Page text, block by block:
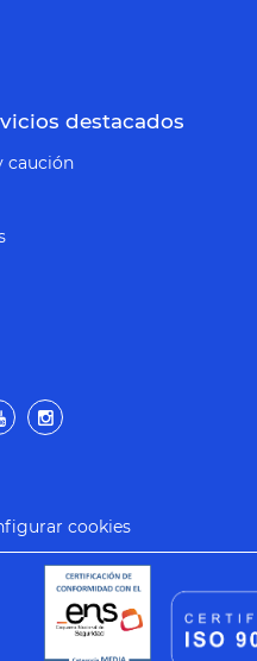
destacados
caución
cookies